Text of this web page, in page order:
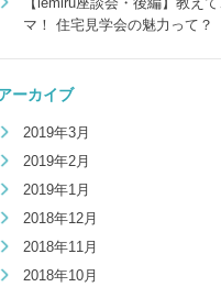
マ！ 住宅見学会の魅力って？
ーカイブ
2019年3月
2019年2月
2019年1月
2018年12月
2018年11月
2018年10月